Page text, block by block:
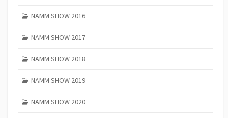
NAMM SHOW 2016
NAMM SHOW 2017
NAMM SHOW 2018
NAMM SHOW 2019
NAMM SHOW 2020